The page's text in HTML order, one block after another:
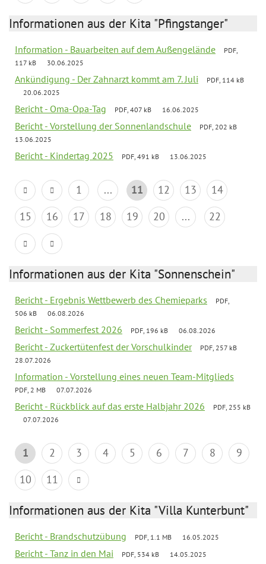
Informationen aus der Kita "Pfingstanger"
Information - Bauarbeiten auf dem Außengelände
PDF,
117 kB
30.06.2025
Ankündigung - Der Zahnarzt kommt am 7. Juli
PDF, 114 kB
20.06.2025
Bericht - Oma-Opa-Tag PDF, 407 kB 16.06.2025
Bericht - Vorstellung der Sonnenlandschule
PDF, 202 kB
13.06.2025
Bericht - Kindertag 2025 PDF, 491 kB 13.06.2025
1 ... 11 12 13
14
15
16 17 18 19 20 ... 22
Informationen aus der Kita "Sonnenschein"
Bericht - Ergebnis Wettbewerb des Chemieparks
PDF,
506 kB
06.08.2026
Bericht - Sommerfest 2026 PDF, 196 kB 06.08.2026
Bericht - Zuckertütenfest der Vorschulkinder
PDF, 257 kB
28.07.2026
Information - Vorstellung eines neuen Team-Mitglieds
PDF, 2 MB 07.07.2026
Bericht - Rückblick auf das erste Halbjahr 2026
PDF, 255 kB
07.07.2026
1 2 3 4 5 6 7 8
9
10
11
Informationen aus der Kita "Villa Kunterbunt"
Bericht - Brandschutzübung PDF, 1.1 MB 16.05.2025
Bericht - Tanz in den Mai PDF, 534 kB 14.05.2025